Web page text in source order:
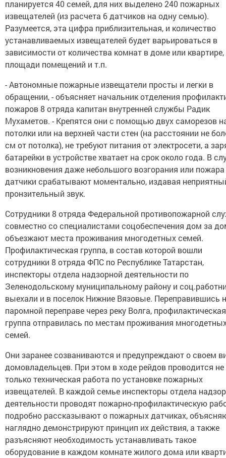
планируется 40 семей, для них выделено 240 пожарных
извещателей (из расчета 6 датчиков на одну семью).
Разумеется, эта цифра приблизительная, и количество
устанавливаемых извещателей будет варьироваться в
зависимости от количества комнат в доме или квартире,
площади помещений и т.п.
- Автономные пожарные извещатели просты и легки в
обращении, - объясняет начальник отделения
пожаров 8 отряда капитан внутренней службы Радик
Мухаметов. - Крепятся они с помощью двух саморезов
потолки или на верхней части стен (на расстоянии не
см от потолка), не требуют питания от электросети, а
батарейки в устройстве хватает на срок около года. В
возникновения даже небольшого возгорания или пожара
датчики срабатывают моментально, издавая
пронзительный звук.
Сотрудники 8 отряда Федеральной противопожарной
совместно со специалистами соцобеспечения дом за
объезжают места проживания многодетных семей.
Профилактическая группа, в состав которой вошли
сотрудники 8 отряда ФПС по Республике Татарстан,
инспекторы отдела надзорной деятельности по
Зеленодольскому муниципальному району и
выехали и в поселок Нижние Вязовые. Переправившись
паромной переправе через реку Волга, профилактическая
группа отправилась по местам проживания
семей.
Они заранее созваниваются и предупреждают о своем
домовладельцев. При этом в ходе рейдов проводится не
только техническая работа по установке пожарных
извещателей. В каждой семье инспекторы отдела
деятельности проводят пожарно-профилактическую
подробно рассказывают о пожарных датчиках,
наглядно демонстрируют принцип их действия, а также
разъясняют необходимость устанавливать такое
оборудование в каждом комнате жилого дома или